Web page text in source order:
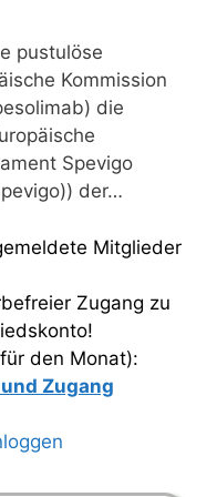
pustulöse
Kommission
die
Spevigo
der…
Mitglieder
Zugang zu
den Monat):
Zugang